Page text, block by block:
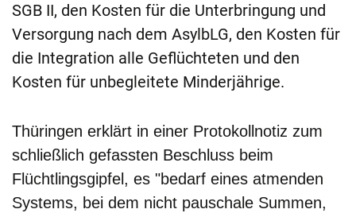
SGB II, den Kosten für die Unterbringung und
Versorgung nach dem AsylbLG, den Kosten für
die Integration alle Geflüchteten und den
Kosten für unbegleitete Minderjährige.
Thüringen erklärt in einer Protokollnotiz zum
schließlich gefassten Beschluss beim
Flüchtlingsgipfel, es "bedarf eines atmenden
Systems, bei dem nicht pauschale Summen,